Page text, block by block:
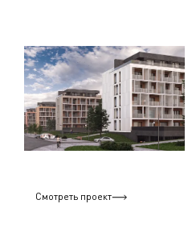
Смотреть проект